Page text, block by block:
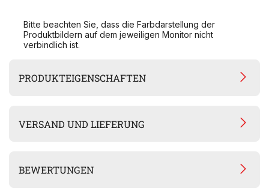
Bitte beachten Sie, dass die Farbdarstellung der
Produktbildern auf dem jeweiligen Monitor nicht
verbindlich ist.
PRODUKTEIGENSCHAFTEN
VERSAND UND LIEFERUNG
BEWERTUNGEN